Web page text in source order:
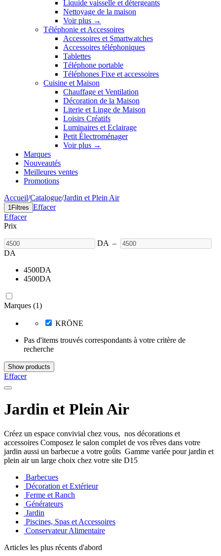
Liquide vaisselle et détergeants
Nettoyage de la maison
Voir plus →
Téléphonie et Accessoires
Accessoires et Smartwatches
Accessoires téléphoniques
Tablettes
Téléphone portable
Téléphones Fixe et accessoires
Cuisine et Maison
Chauffage et Ventilation
Décoration de la Maison
Literie et Linge de Maison
Loisirs Créatifs
Luminaires et Eclairage
Petit Électroménager
Voir plus →
Marques
Nouveautés
Meilleures ventes
Promotions
Accueil/Catalogue/Jardin et Plein Air
1Filtres Effacer
Effacer
Prix
DA –
DA
4500DA
4500DA
Marques (1)
KRÖNE
Pas d'items trouvés correspondants à votre critère de
recherche
Show products
Effacer
Jardin et Plein Air
Créez un espace convivial chez vous, nos décorations et
accessoires Composez le salon complet de vos rêves dans votre
jardin aussi un barbecue a votre goûts Gamme variée pour jardin et
plein air un large choix chez votre site D15
Barbecues
Décoration et Extérieur
Ferme et Ranch
Générateurs
Jardin
Piscines, Spas et Accessoires
Conservateur Alimentaire
Articles les plus récents d'abord